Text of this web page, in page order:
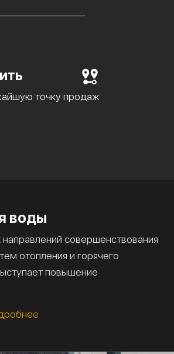
точку продаж
воды
совершенствования
отопления и горячего
повышение